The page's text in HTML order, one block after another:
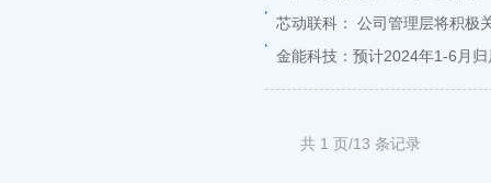
芯动联科： 公司管理层将积极
金能科技：预计2024年1-6月
共 1 页/13 条记录